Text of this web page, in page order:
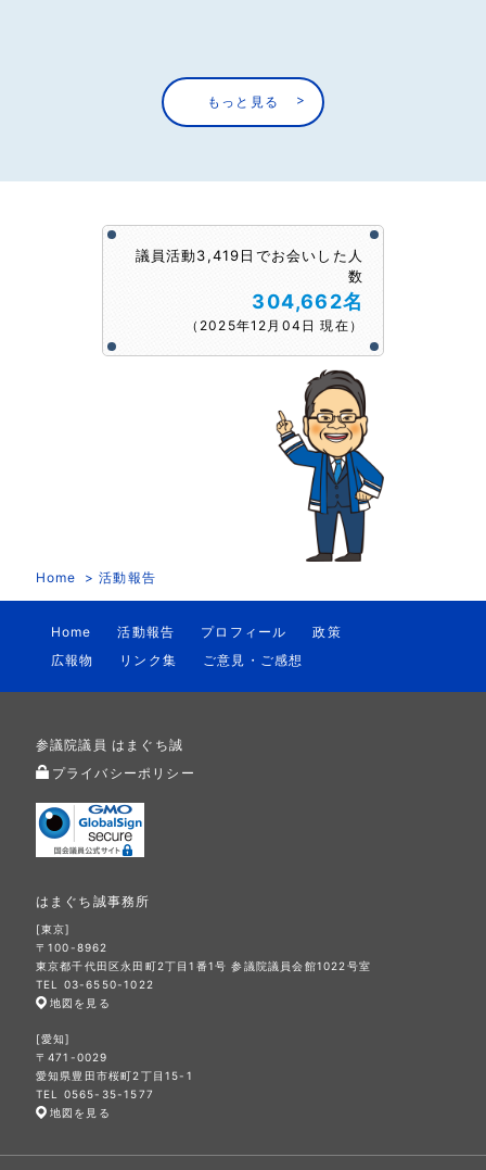
もっと見る
議員活動3,419日でお会いした人
数
304,662名
（2025年12月04日 現在）
Home 活動報告
Home 活動報告 プロフィール
政策
広報物
リンク集 ご意見・ご感想
参議院議員 はまぐち誠
プライバシーポリシー
はまぐち誠事務所
[東京]
〒100-8962
東京都千代田区永田町2丁目1番1号 参議院議員会館1022号室
TEL 03-6550-1022
地図を見る
[愛知]
〒471-0029
愛知県豊田市桜町2丁目15-1
TEL 0565-35-1577
地図を見る